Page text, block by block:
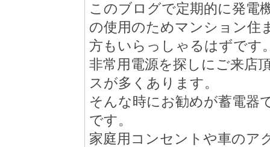
このブログで定期的に発電
の使用のためマンション住
方もいらっしゃるはずです
非常用電源を探しにご来店
スが多くあります。
そんな時にお勧めが蓄電器
です。
家庭用コンセントや車のア